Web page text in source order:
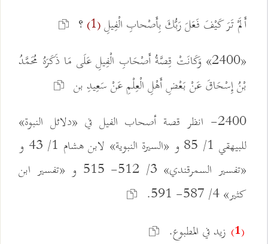
أَلَمْ تَرَ كَيْفَ فَعَلَ رَبُّكَ بِأَصْحابِ الْفِيلِ(1)
؟
«2400» وَكَانَتْ قِصَّةُ أَصْحَابِ الْفِيلِ عَلَى مَا ذَكَرَهُ مُحَمَّدُ
بْنُ إِسْحَاقَ عَنْ بَعْضِ أَهْلِ الْعِلْمِ عَنْ سَعِيدِ بن
2400- انظر قصة أصحاب الفيل في «دلائل النبوة»
للبيهقي 1/ 85 و «السيرة النبوية» لابن هشام 1/ 43 و
«تفسير السمرقندي» 3/ 512- 515 و «تفسير ابن
كثير» 4/ 587- 591.
(1) زيد في المطبوع.